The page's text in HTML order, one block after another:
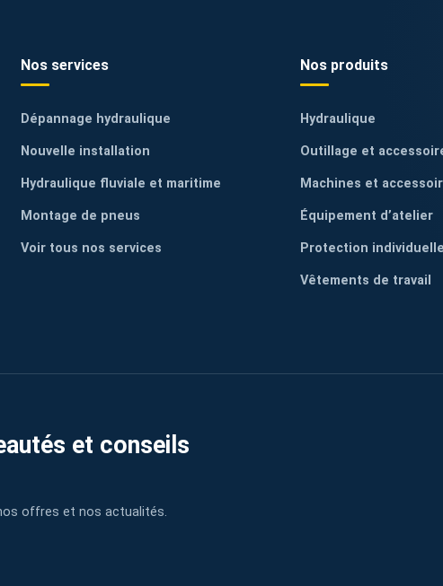
Nos services
Dépannage hydraulique
Nouvelle installation
Hydraulique fluviale et maritime
Montage de pneus
Voir tous nos services
Nos produits
Hydraulique
Outillage et
Machines et
Équipement d’atelier
Protection individuelle
Vêtements de travail
et conseils
offres et nos actualités.